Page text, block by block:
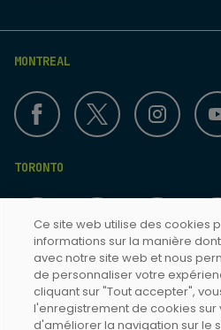
MONTREAL
TORONTO
Termes & Conditions
Ce site web utilise des cookies
informations sur la manière
avec notre site web et nous
de personnaliser votre
cliquant sur "Tout accepter",
l'enregistrement de cookies
d'améliorer la navigation sur le